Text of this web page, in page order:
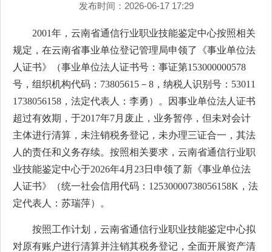
发布时间：2026-06-17 17:29
2001年，云南省通信行业职业技能鉴定中心按照相关
规定，在云南省事业单位登记管理局申领了《事业单位法
人证书》（事业单位法人证书号：事证第153000000578
号，组织机构代码：73805615－8，纳税人识别号：53011
1738056158，法定代表人：李勇）。因事业单位法人证书
超过有效期，于2017年7月废止，业务暂停，但未对会计
主体进行清算，未注销税务登记，未办理三证合一，其法
人的责任和义务存续。按照相关要求，云南省通信行业职
业技能鉴定中心于2026年4月23日申领了新《事业单位法
人证书》（统一社会信用代码：12530000738056158K，法
定代表人：苏瑞萍）。
按照工作计划，云南省通信行业职业技能鉴定中心拟
对原有账户进行清算并注销其税务登记，全面开展资产清